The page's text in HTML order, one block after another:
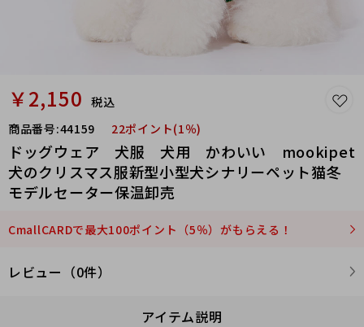
￥2,150 税込
商品番号:44159 22ポイント(1％)
ドッグウェア 犬服 犬用 かわいい mookipet
犬のクリスマス服新型小型犬シナリーペット猫冬
モデルセーター保温卸売
CmallCARDで最大100ポイント（5％）がもらえる！
レビュー（0件）
アイテム説明